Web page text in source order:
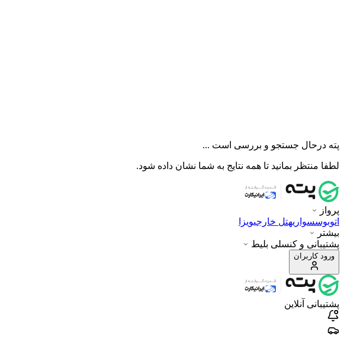
پته درحال جستجو و بررسی است ...
لطفا منتظر بمانید تا همه نتایج به شما نشان داده شود.
پرواز
اتوبوسسواریهتل خارجیویزا
بیشتر
پشتیبانی و کنسلی بلیط
ورود کاربران
پشتیبانی آنلاین